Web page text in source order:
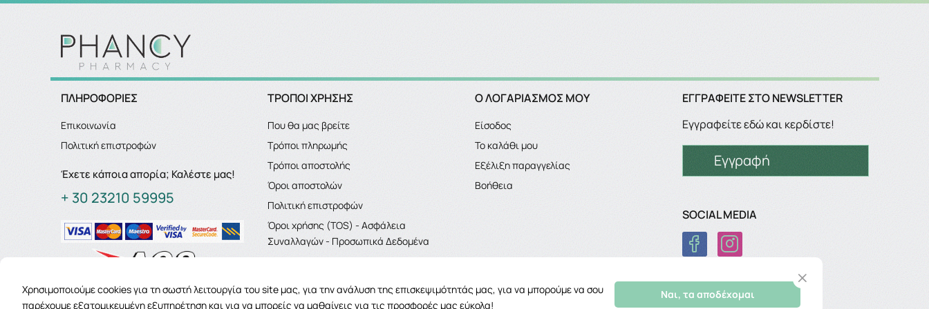
ΠΛΗΡΟΦΟΡΙΕΣ
Επικοινωνία
Πολιτική επιστροφών
Έχετε κάποια απορία; Καλέστε μας!
+ 30 23210 59995
ΤΡΟΠΟΙ ΧΡΗΣΗΣ
Που θα μας βρείτε
Τρόποι πληρωμής
Τρόποι αποστολής
Όροι αποστολών
Πολιτική επιστροφών
Όροι χρήσης (TOS) - Ασφάλεια
Συναλλαγών - Προσωπικά Δεδομένα
Ο ΛΟΓΑΡΙΑΣΜΌΣ ΜΟΥ
Είσοδος
Το καλάθι μου
Εξέλιξη παραγγελίας
Βοήθεια
ΕΓΓΡΑΦΕΊΤΕ ΣΤΟ NEWSLETTER
Εγγραφείτε εδώ και κερδίστε!
Εγγραφή
SOCIAL MEDIA
Χρησιμοποιούμε cookies για τη σωστή λειτουργία του site μας, για την ανάλυση της επισκεψιμότητάς μας, για να μπορούμε να σου
παρέχουμε εξατομικευμένη εξυπηρέτηση και για να μπορείς να μαθαίνεις για τις προσφορές μας εύκολα!
Ναι, τα αποδέχομαι